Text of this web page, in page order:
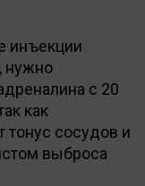
инъекции
нужно
с 20
как
тонус сосудов и
выброса